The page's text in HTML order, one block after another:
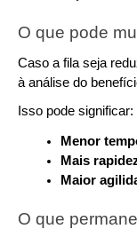
O que pode
Caso a fila seja
à análise do
Isso pode significar:
Menor
Mais
Maior
O que